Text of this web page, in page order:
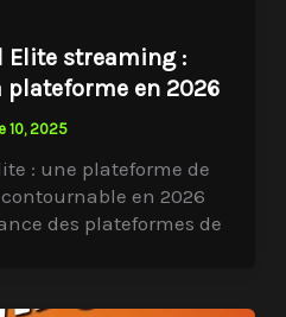
Elite streaming :
en 2026
10, 2025
: une plateforme de
en 2026
des plateformes de